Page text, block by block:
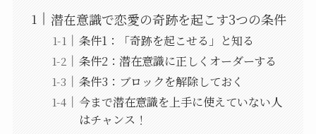
潜在意識で恋愛の奇跡を起こす3つの条件
条件1：「奇跡を起こせる」と知る
条件2：潜在意識に正しくオーダーする
条件3：ブロックを解除しておく
今まで潜在意識を上手に使えていない人
はチャンス！